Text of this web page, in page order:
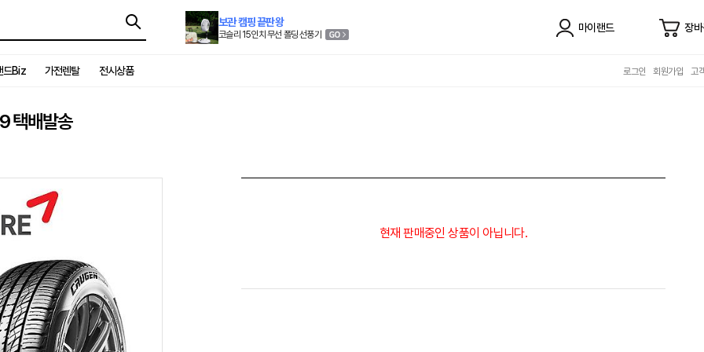
보관 캠핑 끝판왕
코슬리 15인치 무선 폴딩 선풍기
마이랜드 장
드Biz 가전렌탈 전시상품 로그인 회원가입 고
택배발송
현재 판매중인 상품이 아닙니다.